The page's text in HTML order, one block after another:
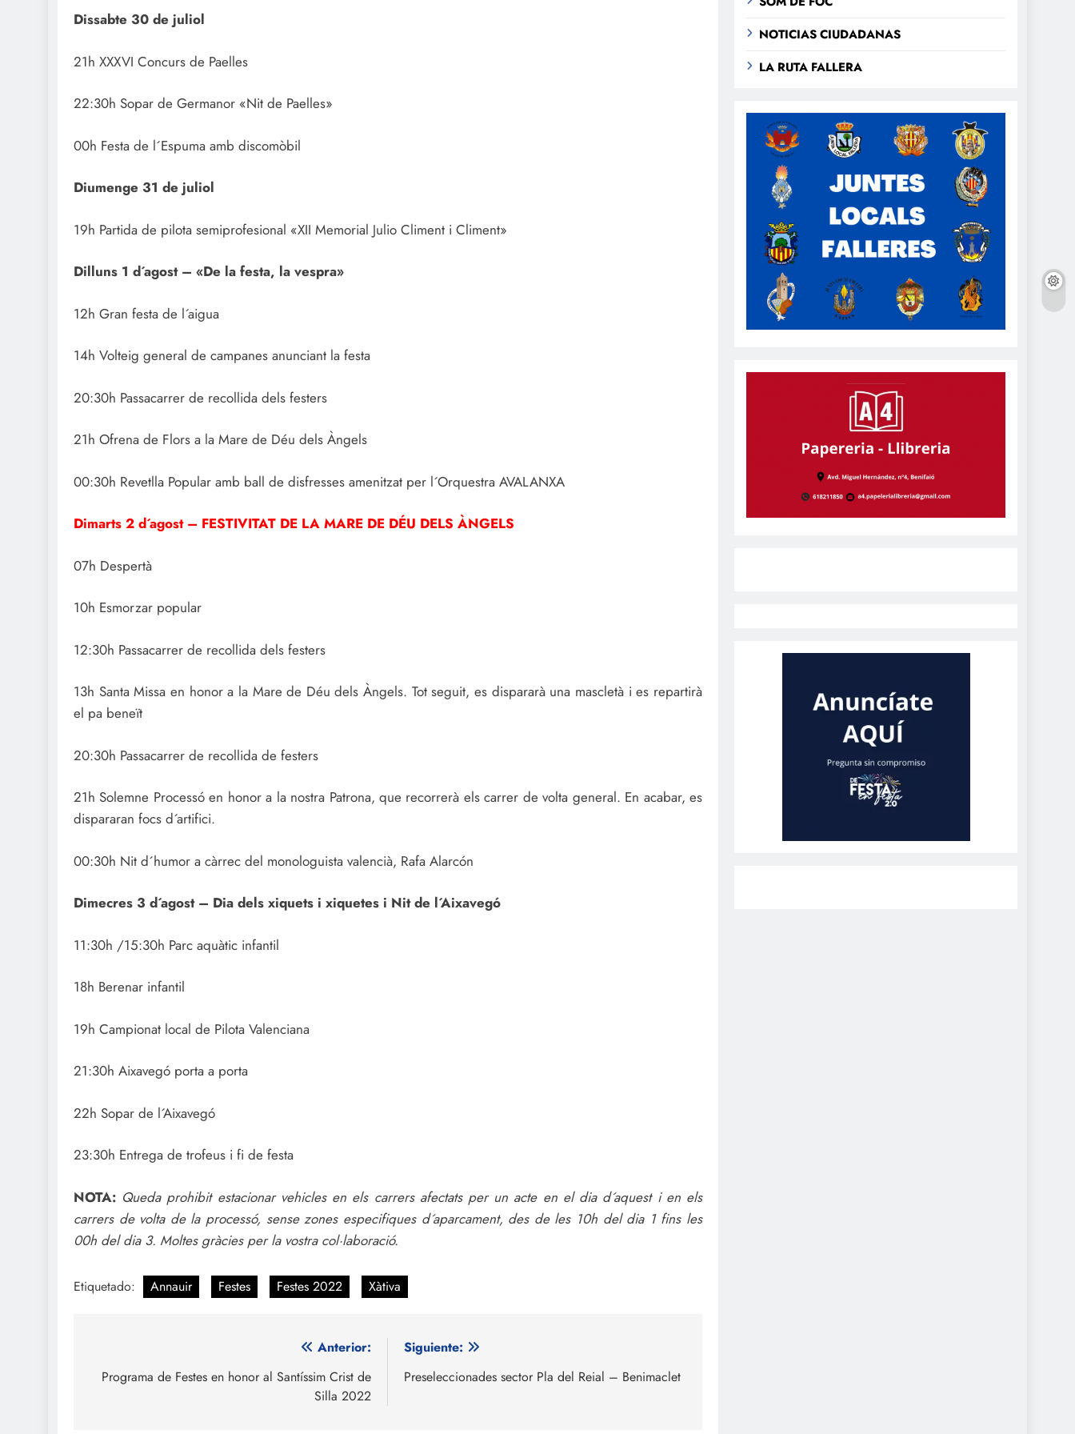
Dissabte 30 de juliol
21h XXXVI Concurs de Paelles
22:30h Sopar de Germanor «Nit de Paelles»
00h Festa de l´Espuma amb discomòbil
Diumenge 31 de juliol
19h Partida de pilota semiprofesional «XII Memorial Julio Climent i Climent»
Dilluns 1 d´agost – «De la festa, la vespra»
12h Gran festa de l´aigua
14h Volteig general de campanes anunciant la festa
20:30h Passacarrer de recollida dels festers
21h Ofrena de Flors a la Mare de Déu dels Àngels
00:30h Revetlla Popular amb ball de disfresses amenitzat per l´Orquestra AVALANXA
Dimarts 2 d´agost – FESTIVITAT DE LA MARE DE DÉU DELS ÀNGELS
07h Despertà
10h Esmorzar popular
12:30h Passacarrer de recollida dels festers
13h Santa Missa en honor a la Mare de Déu dels Àngels. Tot seguit, es dispararà una mascletà i es repartirà
el pa beneït
20:30h Passacarrer de recollida de festers
21h Solemne Processó en honor a la nostra Patrona, que recorrerà els carrer de volta general. En acabar, es
dispararan focs d´artifici.
00:30h Nit d´humor a càrrec del monologuista valencià, Rafa Alarcón
Dimecres 3 d´agost – Dia dels xiquets i xiquetes i Nit de l´Aixavegó
11:30h /15:30h Parc aquàtic infantil
18h Berenar infantil
19h Campionat local de Pilota Valenciana
21:30h Aixavegó porta a porta
22h Sopar de l´Aixavegó
23:30h Entrega de trofeus i fi de festa
NOTA: Queda prohibit estacionar vehicles en els carrers afectats per un acte en el dia d´aquest i en els
carrers de volta de la processó, sense zones especifiques d´aparcament, des de les 10h del dia 1 fins les
00h del dia 3. Moltes gràcies per la vostra col·laboració.
Etiquetado: Annauir Festes Festes 2022 Xàtiva
de
Anterior:
Programa de Festes en honor al Santíssim Crist de
Silla 2022
Siguiente:
Preseleccionades sector Pla del Reial – Benimaclet
NOTICIAS CIUDADANAS
LA RUTA FALLERA